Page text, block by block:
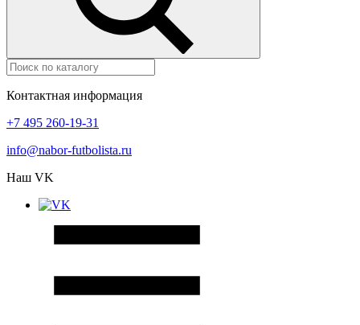
Контактная информация
+7 495 260-19-31
info@nabor-futbolista.ru
Наш VK